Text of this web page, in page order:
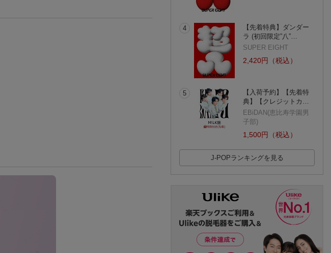
4
【先着特典】ダンダー
ラ (初回限定”八”…
SUPER EIGHT
2,420円（税込）
5
【入荷予約】【先着特
典】【クレジットカ…
EBiDAN(恵比寿学園男
子部)
1,500円（税込）
J-POPランキングを見る